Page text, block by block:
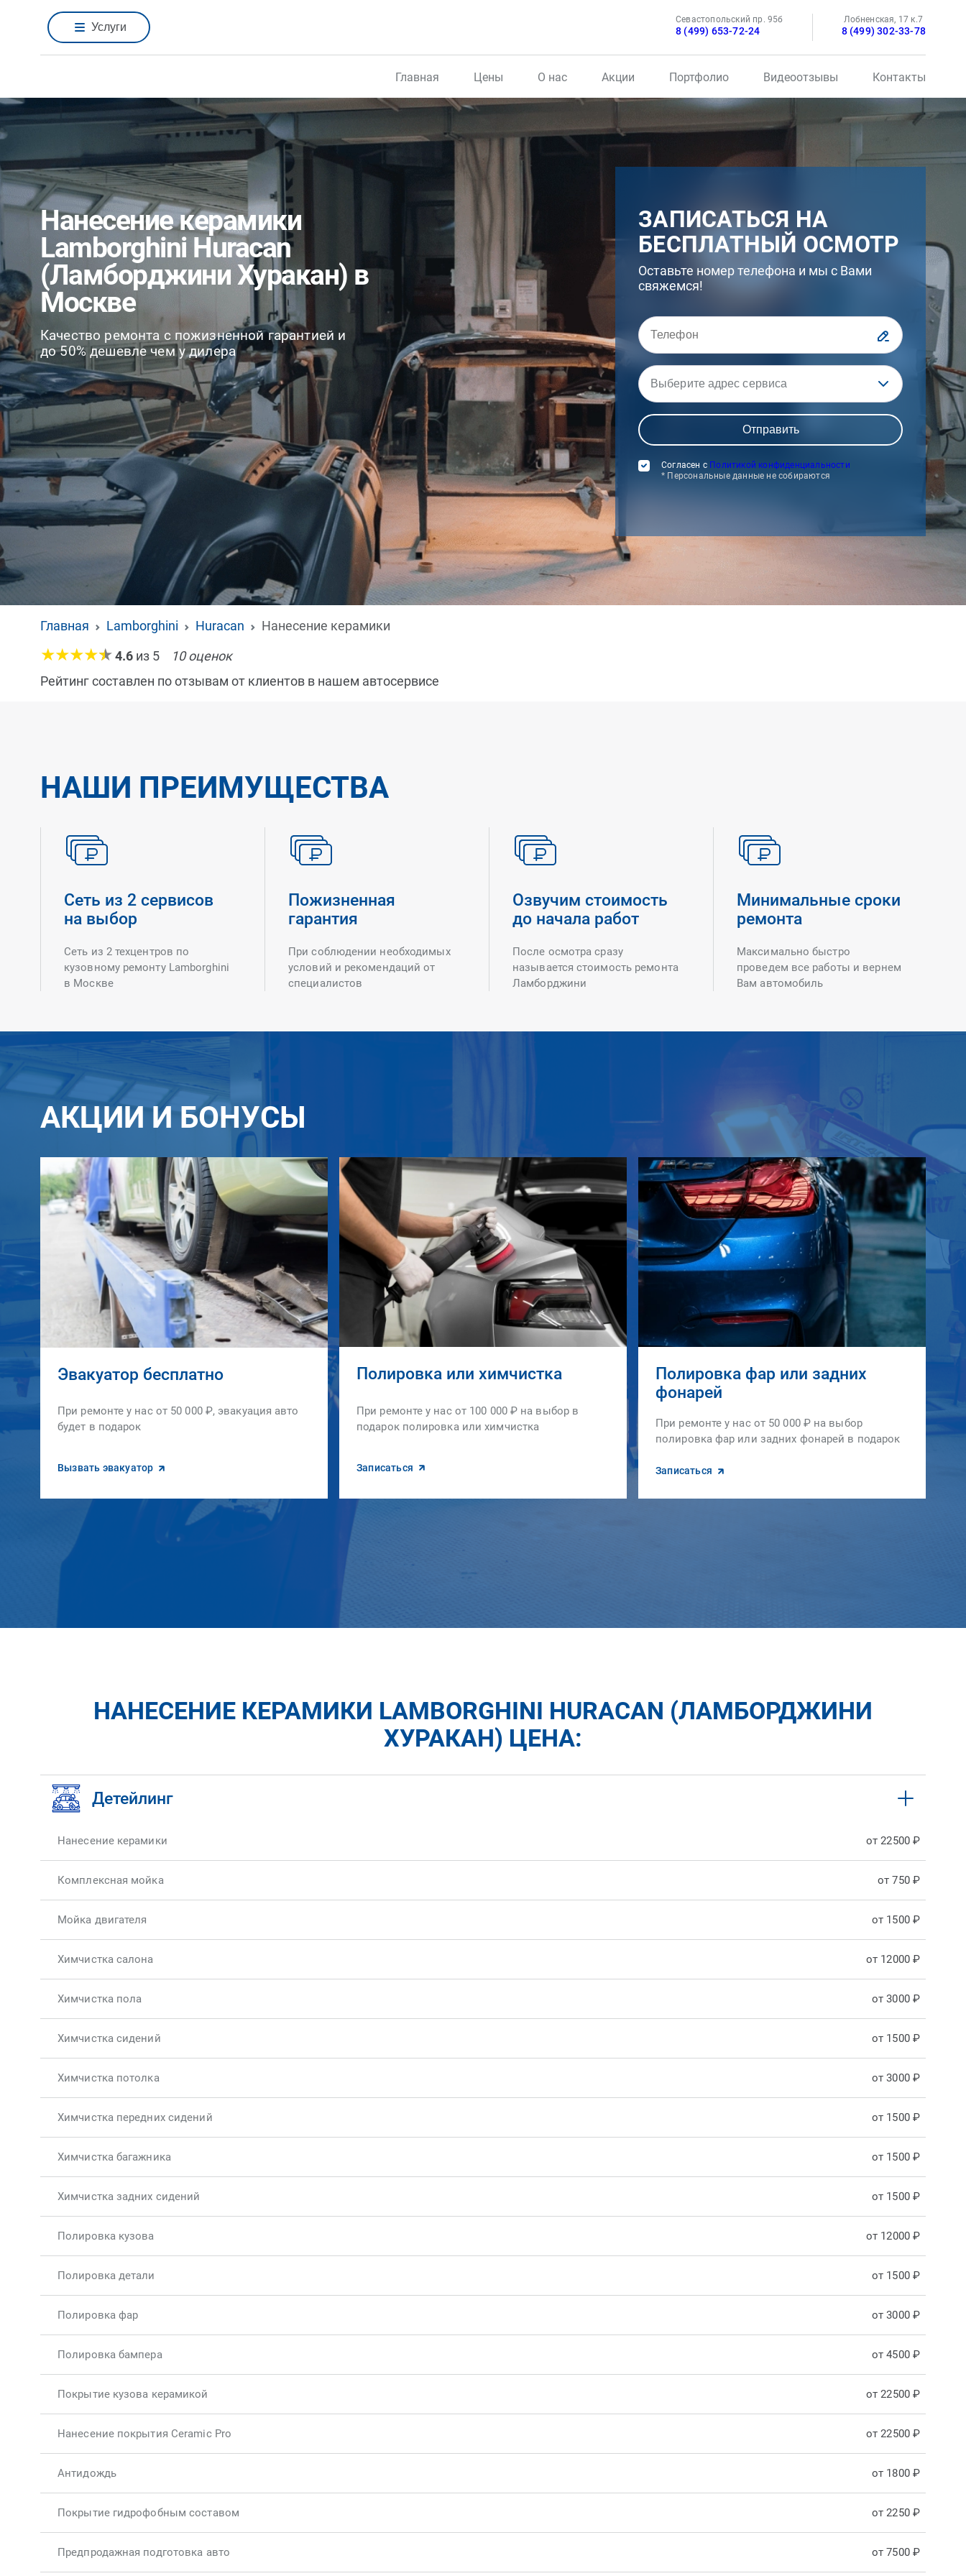
Услуги
Севастопольский пр. 95б
8 (499) 653-72-24
Лобненская, 17 к.7
8 (499) 302-33-78
Главная Цены О нас Акции Портфолио Видеоотзывы Контакты
Нанесение керамики
Lamborghini Huracan
(Ламборджини Хуракан) в
Москве
Качество ремонта с пожизненной гарантией и
до 50% дешевле чем у дилера
ЗАПИСАТЬСЯ НА
БЕСПЛАТНЫЙ ОСМОТР
Оставьте номер телефона и мы с Вами
свяжемся!
Выберите адрес сервиса
Согласен с Политикой конфиденциальности
* Персональные данные не собираются
Главная Lamborghini Huracan
Нанесение керамики
4.6 из 5 10оценок
Рейтинг составлен по отзывам от клиентов в нашем автосервисе
НАШИ ПРЕИМУЩЕСТВА
Сеть из 2 сервисов
на выбор
Сеть из 2 техцентров по
кузовному ремонту Lamborghini
в Москве
Пожизненная
гарантия
При соблюдении необходимых
условий и рекомендаций от
специалистов
Озвучим стоимость
до начала работ
После осмотра сразу
называется стоимость ремонта
Ламборджини
Минимальные сроки
ремонта
Максимально быстро
проведем все работы и вернем
Вам автомобиль
АКЦИИ И БОНУСЫ
Эвакуатор бесплатно
При ремонте у нас от 50 000 ₽, эвакуация авто
будет в подарок
Вызвать эвакуатор
Полировка или химчистка
При ремонте у нас от 100 000 ₽ на выбор в
подарок полировка или химчистка
Записаться
Полировка фар или задних
фонарей
При ремонте у нас от 50 000 ₽ на выбор
полировка фар или задних фонарей в подарок
Записаться
НАНЕСЕНИЕ КЕРАМИКИ LAMBORGHINI HURACAN (ЛАМБОРДЖИНИ
ХУРАКАН) ЦЕНА:
Детейлинг
Нанесение керамики от 22500 ₽
Комплексная мойка от 750 ₽
Мойка двигателя от 1500 ₽
Химчистка салона от 12000 ₽
Химчистка пола от 3000 ₽
Химчистка сидений от 1500 ₽
Химчистка потолка от 3000 ₽
Химчистка передних сидений от 1500 ₽
Химчистка багажника от 1500 ₽
Химчистка задних сидений от 1500 ₽
Полировка кузова от 12000 ₽
Полировка детали от 1500 ₽
Полировка фар от 3000 ₽
Полировка бампера от 4500 ₽
Покрытие кузова керамикой от 22500 ₽
Нанесение покрытия Ceramic Pro от 22500 ₽
Антидождь от 1800 ₽
Покрытие гидрофобным составом от 2250 ₽
Предпродажная подготовка авто от 7500 ₽